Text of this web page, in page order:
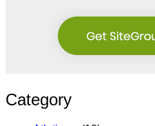
Category